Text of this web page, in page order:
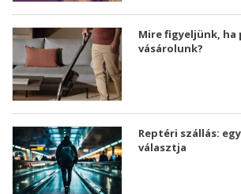
Mire figyeljünk,
vásárolunk?
Reptéri szállás:
választja